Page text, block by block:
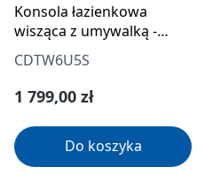
Konsola łazienkowa
wisząca z umywalką -
50x50 cm
CDTW6U5S
Cena regularna:
1 799,00 zł
Do koszyka